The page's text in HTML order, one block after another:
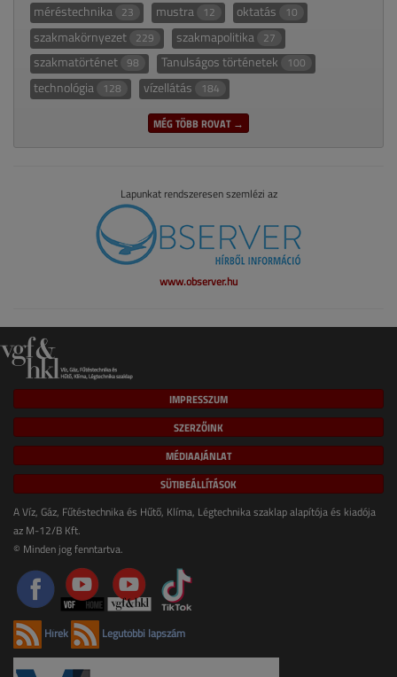
méréstechnika 23 mustra 12 oktatás 10
szakmakörnyezet 229 szakmapolitika 27
szakmatörténet 98 Tanulságos történetek 100
technológia 128 vízellátás 184
MÉG TÖBB ROVAT →
Lapunkat rendszeresen szemlézi az
www.observer.hu
IMPRESSZUM
SZERZŐINK
MÉDIAAJÁNLAT
SÜTIBEÁLLÍTÁSOK
A Víz, Gáz, Fűtéstechnika és Hűtő, Klíma, Légtechnika szaklap alapítója és kiadója
az M-12/B Kft.
© Minden jog fenntartva.
Hírek Legutóbbi lapszám